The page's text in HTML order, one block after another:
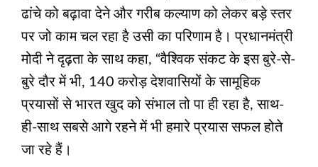
ढांचे को बढ़ावा देने और गरीब कल्‍याण को लेकर बड़े स्तर
पर जो काम चल रहा है उसी का परिणाम है। प्रधानमंत्री
मोदी ने दृढ़ता के साथ कहा, “वैश्विक संकट के इस बुरे-से-
बुरे दौर में भी, 140 करोड़ देशवासियों के सामूहिक
प्रयासों से भारत खुद को संभाल तो पा ही रहा है, साथ-
ही-साथ सबसे आगे रहने में भी हमारे प्रयास सफल होते
जा रहे हैं।